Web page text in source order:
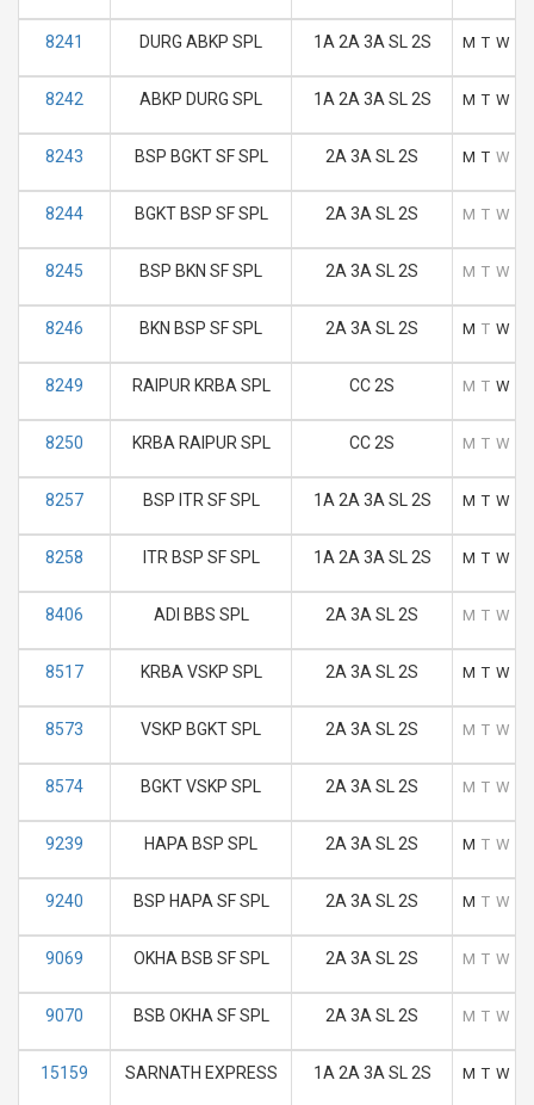
8241 DURG ABKP SPL 1A 2A 3A SL 2S M T W
8242 ABKP DURG SPL 1A 2A 3A SL 2S M T W
8243 BSP BGKT SF SPL 2A 3A SL 2S M T W
8244 BGKT BSP SF SPL 2A 3A SL 2S M T W
8245 BSP BKN SF SPL 2A 3A SL 2S M T W
8246 BKN BSP SF SPL 2A 3A SL 2S M T W
8249 RAIPUR KRBA SPL CC 2S M T W
8250 KRBA RAIPUR SPL CC 2S M T W
8257 BSP ITR SF SPL 1A 2A 3A SL 2S M T W
8258 ITR BSP SF SPL 1A 2A 3A SL 2S M T W
8406 ADI BBS SPL 2A 3A SL 2S M T W
8517 KRBA VSKP SPL 2A 3A SL 2S M T W
8573 VSKP BGKT SPL 2A 3A SL 2S M T W
8574 BGKT VSKP SPL 2A 3A SL 2S M T W
9239 HAPA BSP SPL 2A 3A SL 2S M T W
9240 BSP HAPA SF SPL 2A 3A SL 2S M T W
9069 OKHA BSB SF SPL 2A 3A SL 2S M T W
9070 BSB OKHA SF SPL 2A 3A SL 2S M T W
15159 SARNATH EXPRESS 1A 2A 3A SL 2S M T W